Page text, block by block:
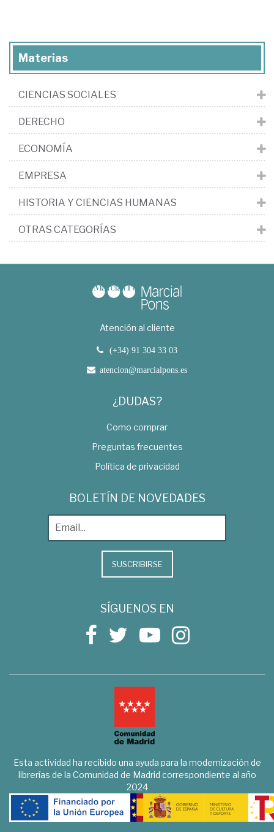
Materias
CIENCIAS SOCIALES
DERECHO
ECONOMÍA
EMPRESA
HISTORIA Y CIENCIAS HUMANAS
OTRAS CATEGORÍAS
Atención al cliente
(+34) 91 304 33 03
atencion@marcialpons.es
¿DUDAS?
Como comprar
Preguntas frecuentes
Política de privacidad
BOLETÍN DE NOVEDADES
SUSCRIBIRSE
SÍGUENOS EN
Esta actividad ha recibido una ayuda para la modernización de
librerías de la Comunidad de Madrid correspondiente al año
2024